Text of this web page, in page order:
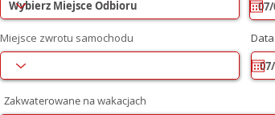
Miejsce zwrotu samochodu
Zakwaterowane na wakacjach